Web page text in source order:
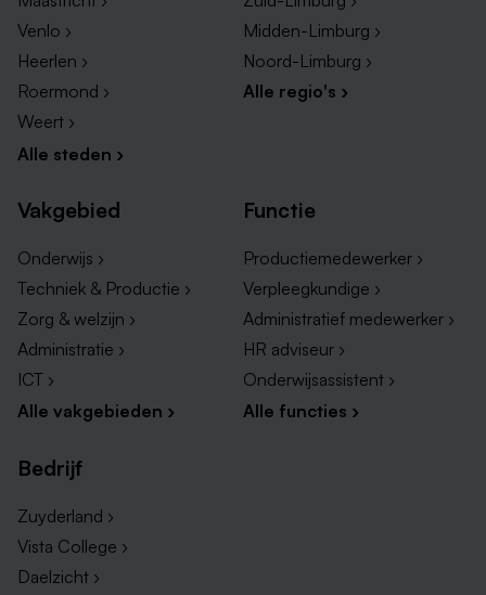
grootste werkgevers en vacatures in Beek!
Vacatures bij Makado Beek
Vacatures bij Zorggroep Beek
Vacatures bij Gemeente Beek
Venlo ›
Heerlen ›
Roermond ›
Weert ›
Alle steden ›
Midden-Limburg ›
Noord-Limburg ›
Alle regio's ›
Vakgebied
Onderwijs ›
Techniek & Productie ›
Zorg & welzijn ›
Administratie ›
ICT ›
Alle vakgebieden ›
Functie
Productiemedewerker ›
Verpleegkundige ›
Administratief medewerker ›
HR adviseur ›
Onderwijsassistent ›
Alle functies ›
Bedrijf
Zuyderland ›
Vista College ›
Daelzicht ›